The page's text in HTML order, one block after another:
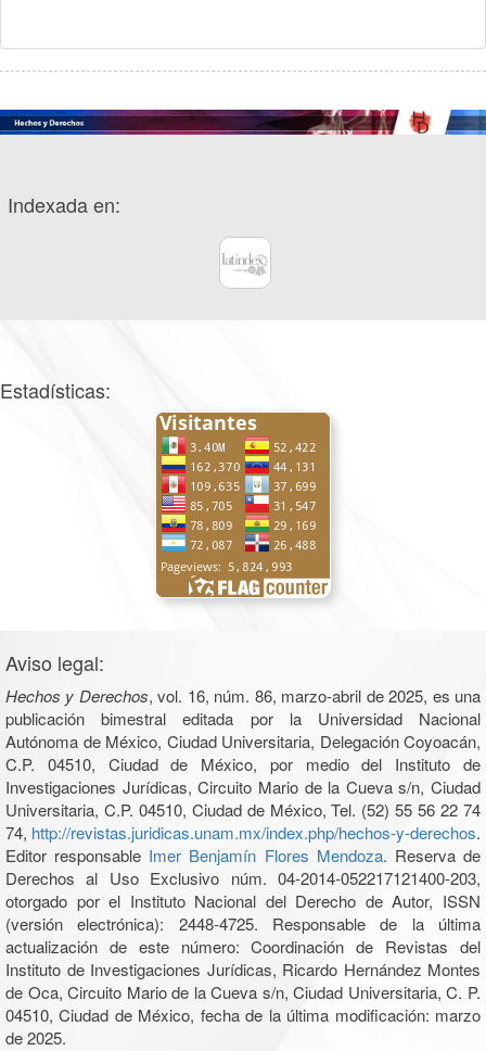
Indexada en:
Estadísticas:
Aviso legal:
Hechos y Derechos, vol. 16, núm. 86, marzo-abril de 2025, es una
publicación bimestral editada por la Universidad Nacional
Autónoma de México, Ciudad Universitaria, Delegación Coyoacán,
C.P. 04510, Ciudad de México, por medio del Instituto de
Investigaciones Jurídicas, Circuito Mario de la Cueva s/n, Ciudad
Universitaria, C.P. 04510, Ciudad de México, Tel. (52) 55 56 22 74
74, http://revistas.juridicas.unam.mx/index.php/hechos-y-derechos.
Editor responsable Imer Benjamín Flores Mendoza. Reserva de
Derechos al Uso Exclusivo núm. 04-2014-052217121400-203,
otorgado por el Instituto Nacional del Derecho de Autor, ISSN
(versión electrónica): 2448-4725. Responsable de la última
actualización de este número: Coordinación de Revistas del
Instituto de Investigaciones Jurídicas, Ricardo Hernández Montes
de Oca, Circuito Mario de la Cueva s/n, Ciudad Universitaria, C. P.
04510, Ciudad de México, fecha de la última modificación: marzo
de 2025.